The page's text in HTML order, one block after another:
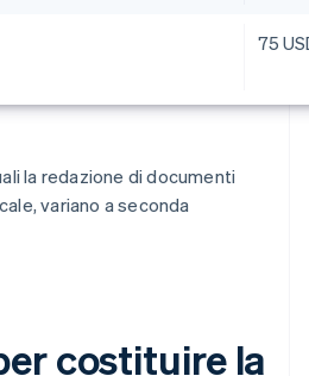
75
la redazione di documenti
variano a seconda
costituire la